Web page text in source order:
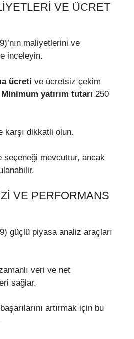
VE ÜCRET
maliyetlerini ve
inceleyin.
ücreti ve ücretsiz çekim
Minimum yatırım tutarı 250
karşı dikkatli olun.
seçeneği mevcuttur, ancak
VE PERFORMANS
güçlü piyasa analiz araçları
veri ve net
sağlar.
artırmak için bu